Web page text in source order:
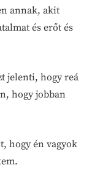
annak, akit
és erőt és
jelenti, hogy reá
hogy jobban
hogy én vagyok